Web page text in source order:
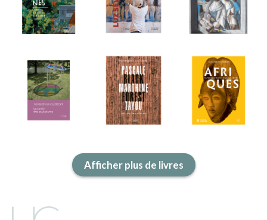
CONTACT
INSCRIPTION NEWSLETTER
Afficher plus de livres